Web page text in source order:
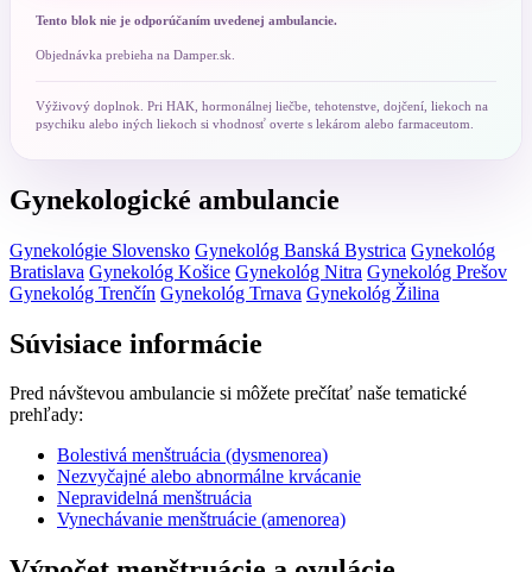
Tento blok nie je odporúčaním uvedenej ambulancie.
Objednávka prebieha na Damper.sk.
Výživový doplnok. Pri HAK, hormonálnej liečbe, tehotenstve, dojčení, liekoch na
psychiku alebo iných liekoch si vhodnosť overte s lekárom alebo farmaceutom.
Gynekologické ambulancie
Gynekológie Slovensko Gynekológ Banská Bystrica Gynekológ
Bratislava Gynekológ Košice Gynekológ Nitra Gynekológ Prešov
Gynekológ Trenčín Gynekológ Trnava Gynekológ Žilina
Súvisiace informácie
Pred návštevou ambulancie si môžete prečítať naše tematické
prehľady:
Bolestivá menštruácia (dysmenorea)
Nezvyčajné alebo abnormálne krvácanie
Nepravidelná menštruácia
Vynechávanie menštruácie (amenorea)